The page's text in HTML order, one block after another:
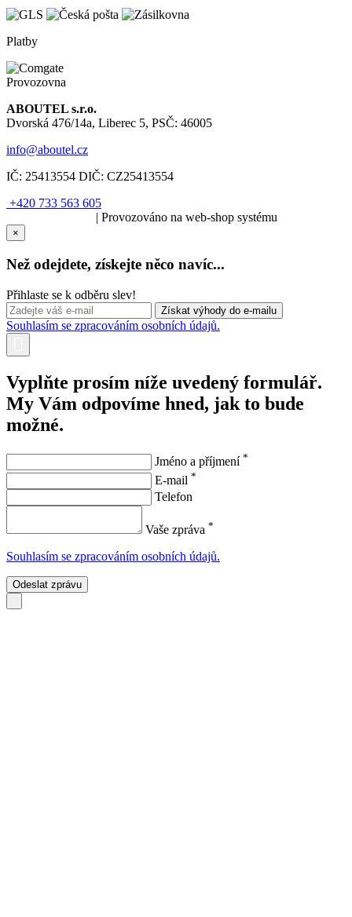
Platby
Provozovna
ABOUTEL s.r.o.
Dvorská 476/14a, Liberec 5, PSČ: 46005
info@aboutel.cz
IČ: 25413554 DIČ: CZ25413554
+420 733 563 605
| Provozováno na web-shop systému
×
Než odejdete, získejte něco navíc...
Přihlaste se k odběru slev!
Souhlasím se zpracováním osobních údajů.
Vyplňte prosím níže uvedený formulář.
My Vám odpovíme hned, jak to bude
možné.
Jméno a příjmení *
E-mail *
Telefon
Vaše zpráva *
Souhlasím se zpracováním osobních údajů.